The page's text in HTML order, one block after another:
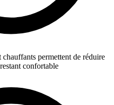
permettent de réduire
confortable